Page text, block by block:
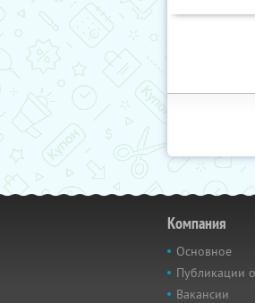
Компания
Основное
Публикации
Вакансии